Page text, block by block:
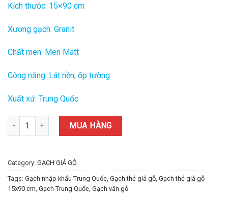
Kích thước: 15×90 cm
Xương gạch: Granit
Chất men: Men Matt
Công năng: Lát nền, ốp tường
Xuất xứ: Trung Quốc
Gạch Thẻ Giả Gỗ Cao Cấp 15x90 (cm) TDKL-03 quantity
MUA HÀNG
Category: GẠCH GIẢ GỖ
Tags: Gạch nhập khẩu Trung Quốc Gạch thẻ giả gỗ Gạch thẻ giả gỗ
15x90 cm Gạch Trung Quốc Gạch vân gỗ